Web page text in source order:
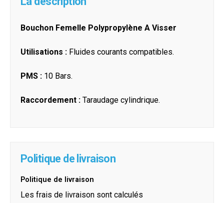
Bouchon Femelle Polypropylène A Visser
Utilisations : Fluides courants compatibles.
PMS : 10 Bars.
Raccordement : Taraudage cylindrique.
Politique de livraison
Politique de livraison
Les frais de livraison sont calculés